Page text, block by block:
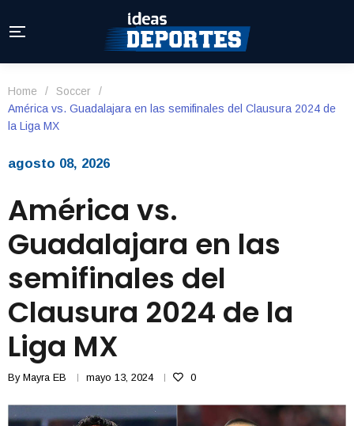
Home / Soccer
/
América vs. Guadalajara en las semifinales del Clausura 2024 de
la Liga MX
agosto 08, 2026
América vs.
Guadalajara en las
semifinales del
Clausura 2024 de la
Liga MX
By Mayra EB mayo 13, 2024 0